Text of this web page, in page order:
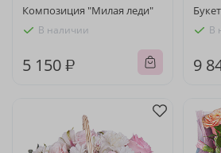
Композиция "Милая леди"
В наличии
5 150 ₽
В
9